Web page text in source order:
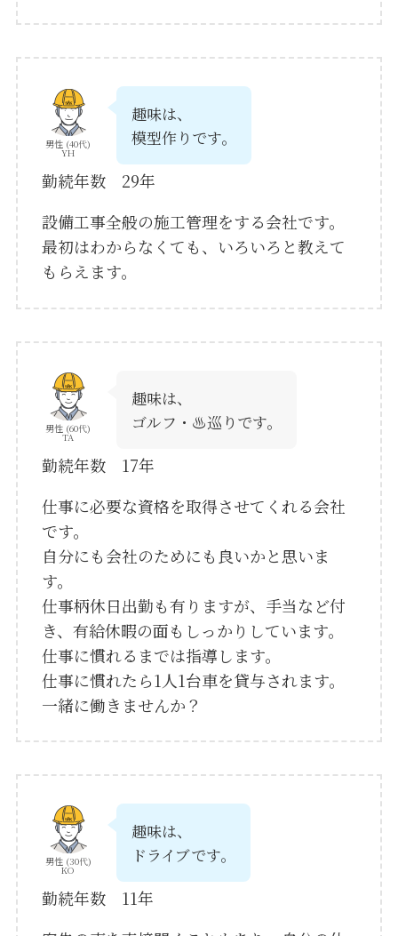
男性 (40代)
YH
趣味は、
模型作りです。
勤続年数 29年
設備工事全般の施工管理をする会社です。
最初はわからなくても、いろいろと教えて
もらえます。
男性 (60代)
TA
趣味は、
ゴルフ・♨巡りです。
勤続年数 17年
仕事に必要な資格を取得させてくれる会社
です。
自分にも会社のためにも良いかと思いま
す。
仕事柄休日出勤も有りますが、手当など付
き、有給休暇の面もしっかりしています。
仕事に慣れるまでは指導します。
仕事に慣れたら1人1台車を貸与されます。
一緒に働きませんか？
男性 (30代)
KO
趣味は、
ドライブです。
勤続年数 11年